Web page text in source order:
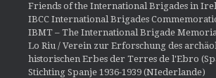
Friends of the International Brigades in
IBCC International Brigades
IBMT – The International Brigade
Lo Riu / Verein zur Erforschung des
historischen Erbes der Terres de l'Ebro
Stichting Spanje 1936-1939 (NIederlande)